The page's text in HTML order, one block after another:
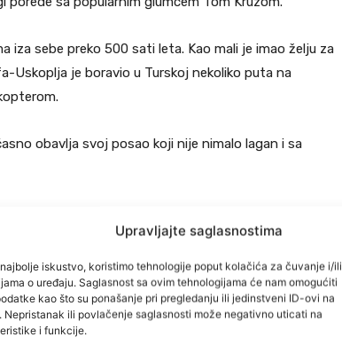
Upravljajte saglasnostima
iskustvo, koristimo tehnologije poput kolačića za čuvanje i/ili
o uređaju. Saglasnost sa ovim tehnologijama će nam omogućiti
kao što su ponašanje pri pregledanju ili jedinstveni ID-ovi na
ili povlačenje saglasnosti može negativno uticati na
i funkcije.
iza sebe preko 500 sati leta. Kao mali je imao želju za
Uskoplja je boravio u Turskoj nekoliko puta na
obavlja svoj posao koji nije nimalo lagan i sa